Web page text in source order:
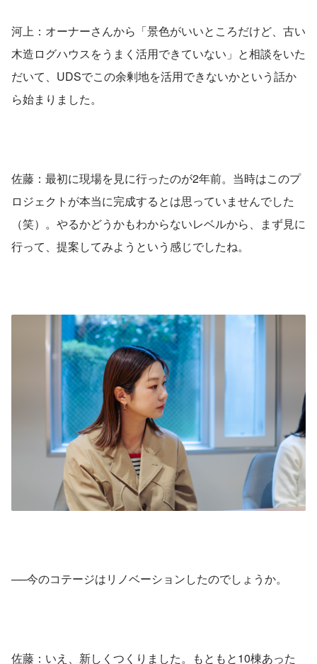
河上：オーナーさんから「景色がいいところだけど、古い
木造ログハウスをうまく活用できていない」と相談をいた
だいて、UDSでこの余剰地を活用できないかという話か
ら始まりました。
佐藤：最初に現場を見に行ったのが2年前。当時はこのプ
ロジェクトが本当に完成するとは思っていませんでした
（笑）。やるかどうかもわからないレベルから、まず見に
行って、提案してみようという感じでしたね。
──今のコテージはリノベーションしたのでしょうか。
佐藤：いえ、新しくつくりました。もともと10棟あった